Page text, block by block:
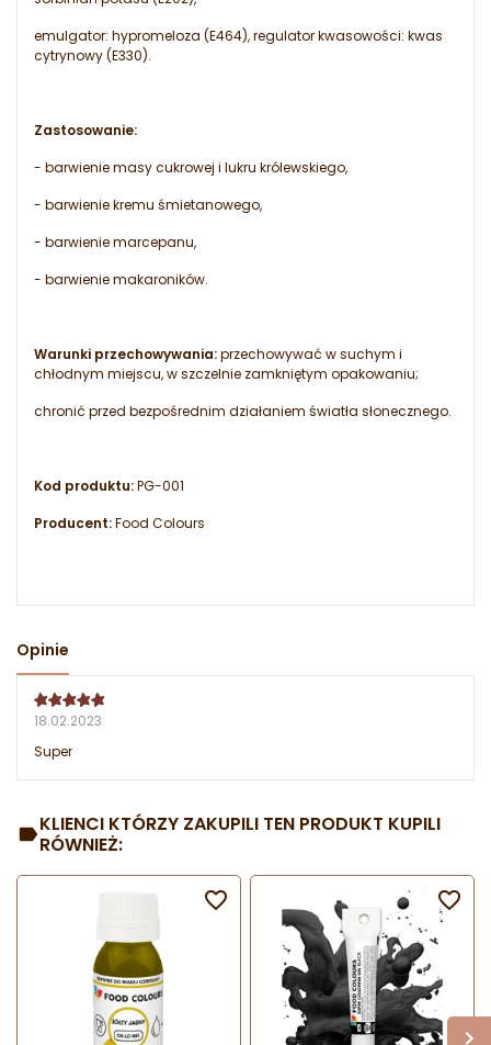
emulgator: hypromeloza (E464), regulator kwasowości: kwas
cytrynowy (E330).
Zastosowanie:
- barwienie masy cukrowej i lukru królewskiego,
- barwienie kremu śmietanowego,
- barwienie marcepanu,
- barwienie makaroników.
Warunki przechowywania:przechowywać w suchym i
chłodnym miejscu, w szczelnie zamkniętym opakowaniu;
chronić przed bezpośrednim działaniem światła słonecznego.
Kod produktu:PG-001
Producent:Food Colours
Opinie
18.02.2023
Super
KLIENCI KTÓRZY ZAKUPILI TEN PRODUKT KUPILI
RÓWNIEŻ:
 